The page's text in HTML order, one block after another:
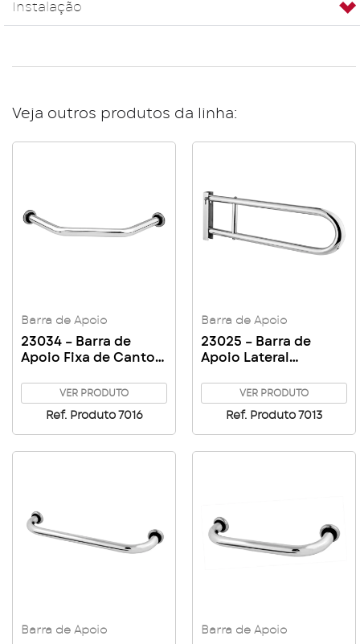
Instalação
Veja outros produtos da linha:
Barra de Apoio
23034 – Barra de
Apoio Fixa de Canto –
VER PRODUTO
Ref. Produto 7016
Barra de Apoio
23025 – Barra de
Apoio Lateral
VER PRODUTO
Ref. Produto 7013
Barra de Apoio Barra de Apoio